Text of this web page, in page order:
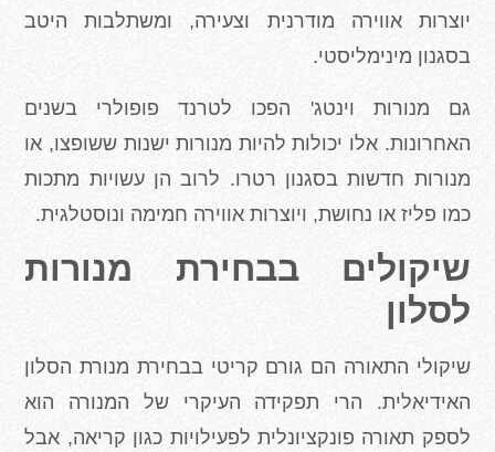
יוצרות אווירה מודרנית וצעירה, ומשתלבות היטב
בסגנון מינימליסטי.
גם מנורות וינטג' הפכו לטרנד פופולרי בשנים
האחרונות. אלו יכולות להיות מנורות ישנות ששופצו, או
מנורות חדשות בסגנון רטרו. לרוב הן עשויות מתכות
כמו פליז או נחושת, ויוצרות אווירה חמימה ונוסטלגית.
שיקולים בבחירת מנורות
לסלון
שיקולי התאורה הם גורם קריטי בבחירת מנורת הסלון
האידיאלית. הרי תפקידה העיקרי של המנורה הוא
לספק תאורה פונקציונלית לפעילויות כגון קריאה, אבל